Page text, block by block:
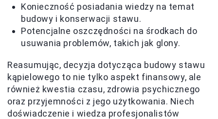
Konieczność posiadania wiedzy na temat
budowy i konserwacji stawu.
Potencjalne oszczędności na środkach do
usuwania problemów, takich jak glony.
Reasumując, decyzja dotycząca budowy stawu
kąpielowego to nie tylko aspekt finansowy, ale
również kwestia czasu, zdrowia psychicznego
oraz przyjemności z jego użytkowania. Niech
doświadczenie i wiedza profesjonalistów